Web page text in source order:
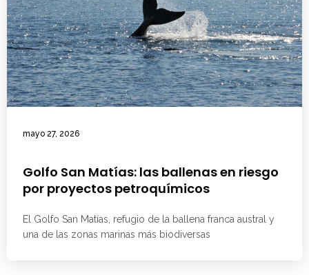
mayo 27, 2026
Golfo San Matías: las ballenas en riesgo
por proyectos petroquímicos
El Golfo San Matías, refugio de la ballena franca austral y
una de las zonas marinas más biodiversas